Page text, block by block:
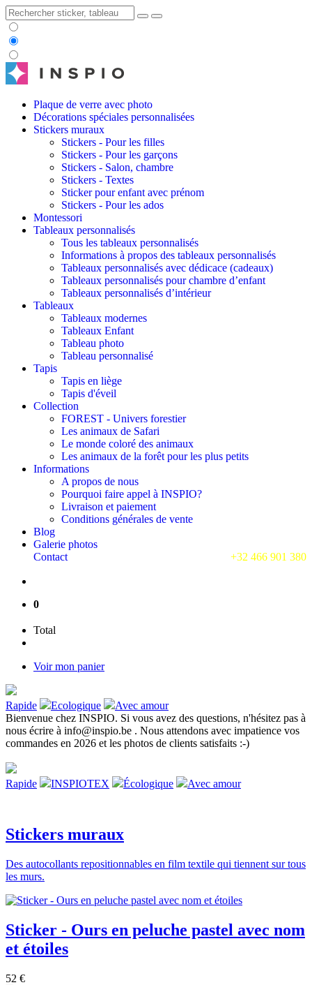
Plaque de verre avec photo
Décorations spéciales personnalisées
Stickers muraux
Stickers - Pour les filles
Stickers - Pour les garçons
Stickers - Salon, chambre
Stickers - Textes
Sticker pour enfant avec prénom
Stickers - Pour les ados
Montessori
Tableaux personnalisés
Tous les tableaux personnalisés
Informations à propos des tableaux personnalisés
Tableaux personnalisés avec dédicace (cadeaux)
Tableaux personnalisés pour chambre d’enfant
Tableaux personnalisés d’intérieur
Tableaux
Tableaux modernes
Tableaux Enfant
Tableau photo
Tableau personnalisé
Tapis
Tapis en liège
Tapis d'éveil
Collection
FOREST - Univers forestier
Les animaux de Safari
Le monde coloré des animaux
Les animaux de la forêt pour les plus petits
Informations
A propos de nous
Pourquoi faire appel à INSPIO?
Livraison et paiement
Conditions générales de vente
Blog
Galerie photos
Contact
+32 466 901 380
0
Total
Voir mon panier
Rapide Ecologique
Avec amour
Bienvenue chez INSPIO. Si vous avez des questions, n'hésitez pas à
nous écrire à info@inspio.be . Nous attendons avec impatience vos
commandes en 2026 et les photos de clients satisfaits :-)
Rapide INSPIOTEX Écologique Avec amour
Stickers muraux
Des autocollants repositionnables en film textile qui tiennent sur tous
les murs.
Sticker - Ours en peluche pastel avec nom
et étoiles
52 €